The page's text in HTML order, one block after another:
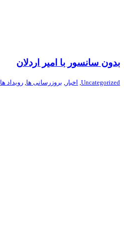
بدون سانسور با امیر اردلان
Uncategorized اخبار بروزرسانی ها رویداد ها